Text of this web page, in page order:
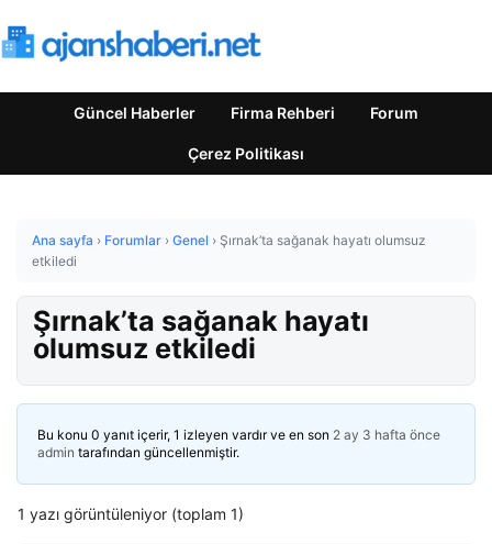
Güncel Haberler Firma Rehberi Forum
Çerez Politikası
Ana sayfa › Forumlar › Genel › Şırnak’ta sağanak hayatı olumsuz
etkiledi
Şırnak’ta sağanak hayatı
olumsuz etkiledi
Bu konu 0 yanıt içerir, 1 izleyen vardır ve en son 2 ay 3 hafta önce
admin tarafından güncellenmiştir.
1 yazı görüntüleniyor (toplam 1)